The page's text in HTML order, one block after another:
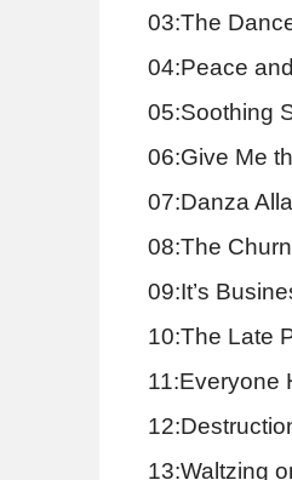
03:The
04:Peace
05:Soothing
06:Give Me
07:Danza
08:The
09:It’s
10:The Late
11:Everyone
13:Waltzing